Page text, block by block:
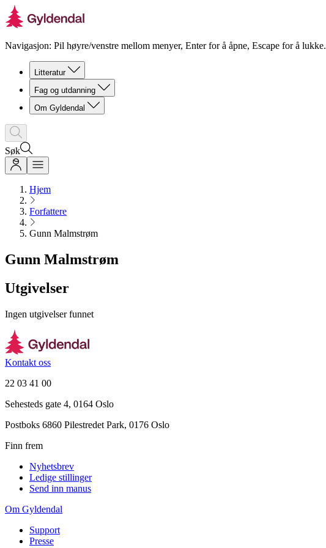
Navigasjon: Pil høyre/venstre mellom menyer, Enter for å åpne, Escape for å lukke.
Litteratur
Fag og utdanning
Om Gyldendal
Søk
Hjem
Forfattere
Gunn Malmstrøm
Gunn Malmstrøm
Utgivelser
Ingen utgivelser funnet
Kontakt oss
22 03 41 00
Sehesteds gate 4, 0164 Oslo
Postboks 6860 Pilestredet Park, 0176 Oslo
Finn frem
Nyhetsbrev
Ledige stillinger
Send inn manus
Om Gyldendal
Support
Presse